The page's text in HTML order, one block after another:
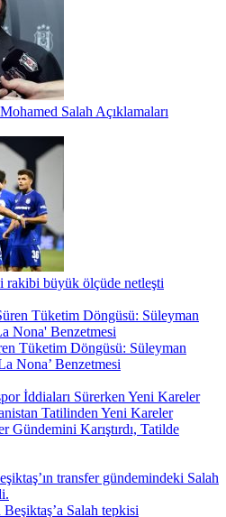
Salah Açıklamaları
rakibi büyük ölçüde netleşti
Tüketim Döngüsü: Süleyman
Nona’ Benzetmesi
Gündemini Karıştırdı, Tatilde
Salah tepkisi